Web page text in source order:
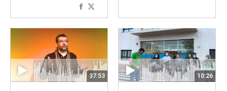
Compartir
con
Facebook
con
Twitter
37:53 10:26